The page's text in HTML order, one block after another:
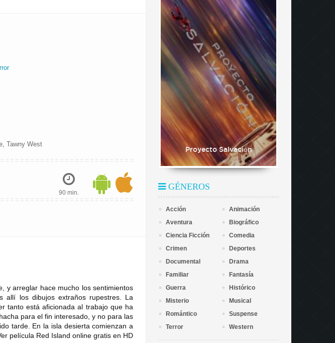
Tawny West
90 min.
y arreglar hace mucho los sentimientos
allí los dibujos extraños rupestres. La
tanto está aficionada al trabajo que ha
para el fin interesado, y no para las
tarde. En la isla desierta comienzan a
película Red Island online gratis en HD
Proyecto Salvación
GÉNEROS
Acción
Animación
Aventura
Biográfico
Ciencia Ficción
Comedia
Crimen
Deportes
Documental
Drama
Familiar
Fantasía
Guerra
Histórico
Misterio
Musical
Romántico
Suspense
Terror
Western